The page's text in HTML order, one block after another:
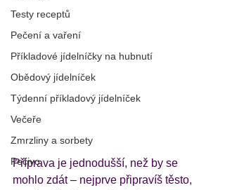
Testy receptů
Pečení a vaření
Příkladové jídelníčky na hubnutí
Obědový jídelníček
Týdenní příkladový jídelníček
Večeře
Zmrzliny a sorbety
Pečivo
Příprava je jednodušší, než by se
mohlo zdát – nejprve připravíš těsto,